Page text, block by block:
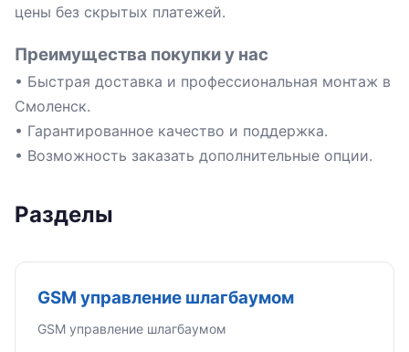
цены без скрытых платежей.
Преимущества покупки у нас
• Быстрая доставка и профессиональная монтаж в
Смоленск.
• Гарантированное качество и поддержка.
• Возможность заказать дополнительные опции.
Разделы
GSM управление шлагбаумом
GSM управление шлагбаумом